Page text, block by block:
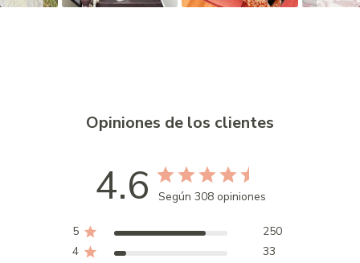
Opiniones de los clientes
4.6 Según 308 opiniones
5
250
4
33